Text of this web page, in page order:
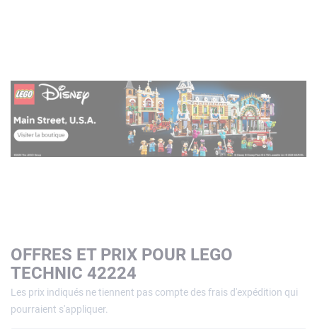
OFFRES ET PRIX POUR LEGO
TECHNIC 42224
Les prix indiqués ne tiennent pas compte des frais d'expédition qui
pourraient s'appliquer.